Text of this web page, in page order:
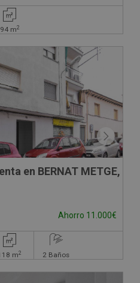
94 m2
en BERNAT METGE, -
Ahorro 11.000€
m2 2 Baños